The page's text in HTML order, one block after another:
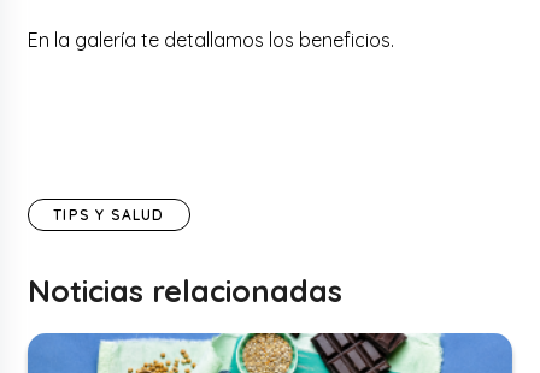
En la galería te detallamos los beneficios.
TIPS Y SALUD
Noticias relacionadas